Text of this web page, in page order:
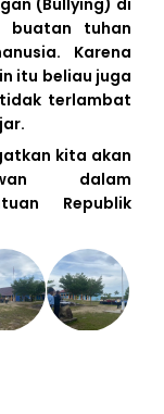
(Bullying) di
buatan tuhan
Karena
itu beliau juga
terlambat
kita akan
dalam
Republik